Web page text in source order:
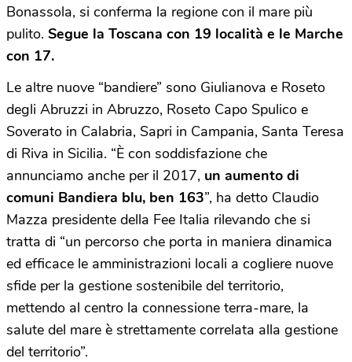
Bonassola, si conferma la regione con il mare più
pulito. Segue la Toscana con 19 località e le Marche
con 17.
Le altre nuove “bandiere” sono Giulianova e Roseto
degli Abruzzi in Abruzzo, Roseto Capo Spulico e
Soverato in Calabria, Sapri in Campania, Santa Teresa
di Riva in Sicilia. “È con soddisfazione che
annunciamo anche per il 2017, un aumento di
comuni Bandiera blu, ben 163”, ha detto Claudio
Mazza presidente della Fee Italia rilevando che si
tratta di “un percorso che porta in maniera dinamica
ed efficace le amministrazioni locali a cogliere nuove
sfide per la gestione sostenibile del territorio,
mettendo al centro la connessione terra-mare, la
salute del mare è strettamente correlata alla gestione
del territorio”.